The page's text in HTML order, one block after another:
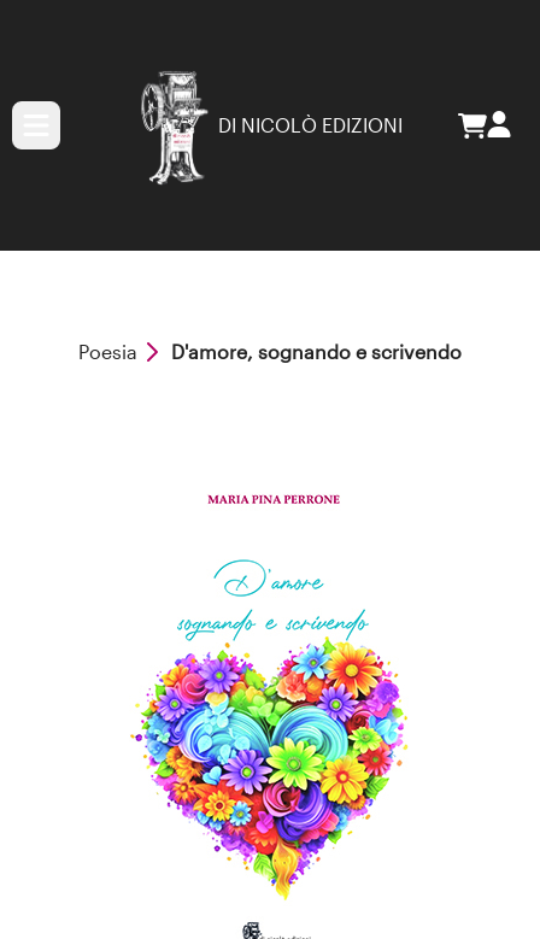
DI NICOLÒ EDIZIONI
Poesia D'amore, sognando e scrivendo